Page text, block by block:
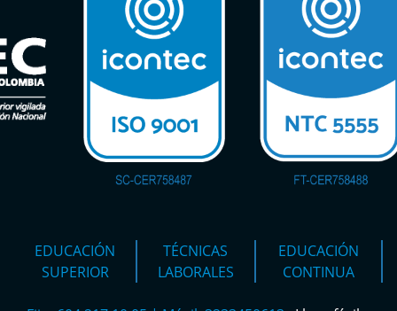
EDUCACIÓN
SUPERIOR
TÉCNICAS
LABORALES
EDUCACIÓN
CONTINUA